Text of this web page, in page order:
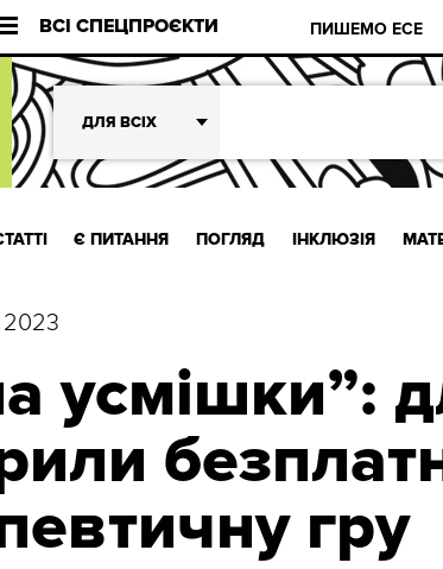
ВСІ СПЕЦПРОЄКТИ ПИШЕМО ЕСЕ
ДЛЯ ВСІХ
Є ПИТАННЯ ПОГЛЯД ІНКЛЮЗІЯ
2023
усмішки”:
гру